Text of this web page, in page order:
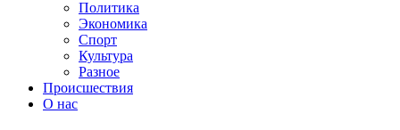
Политика
Экономика
Спорт
Культура
Разное
Происшествия
О нас